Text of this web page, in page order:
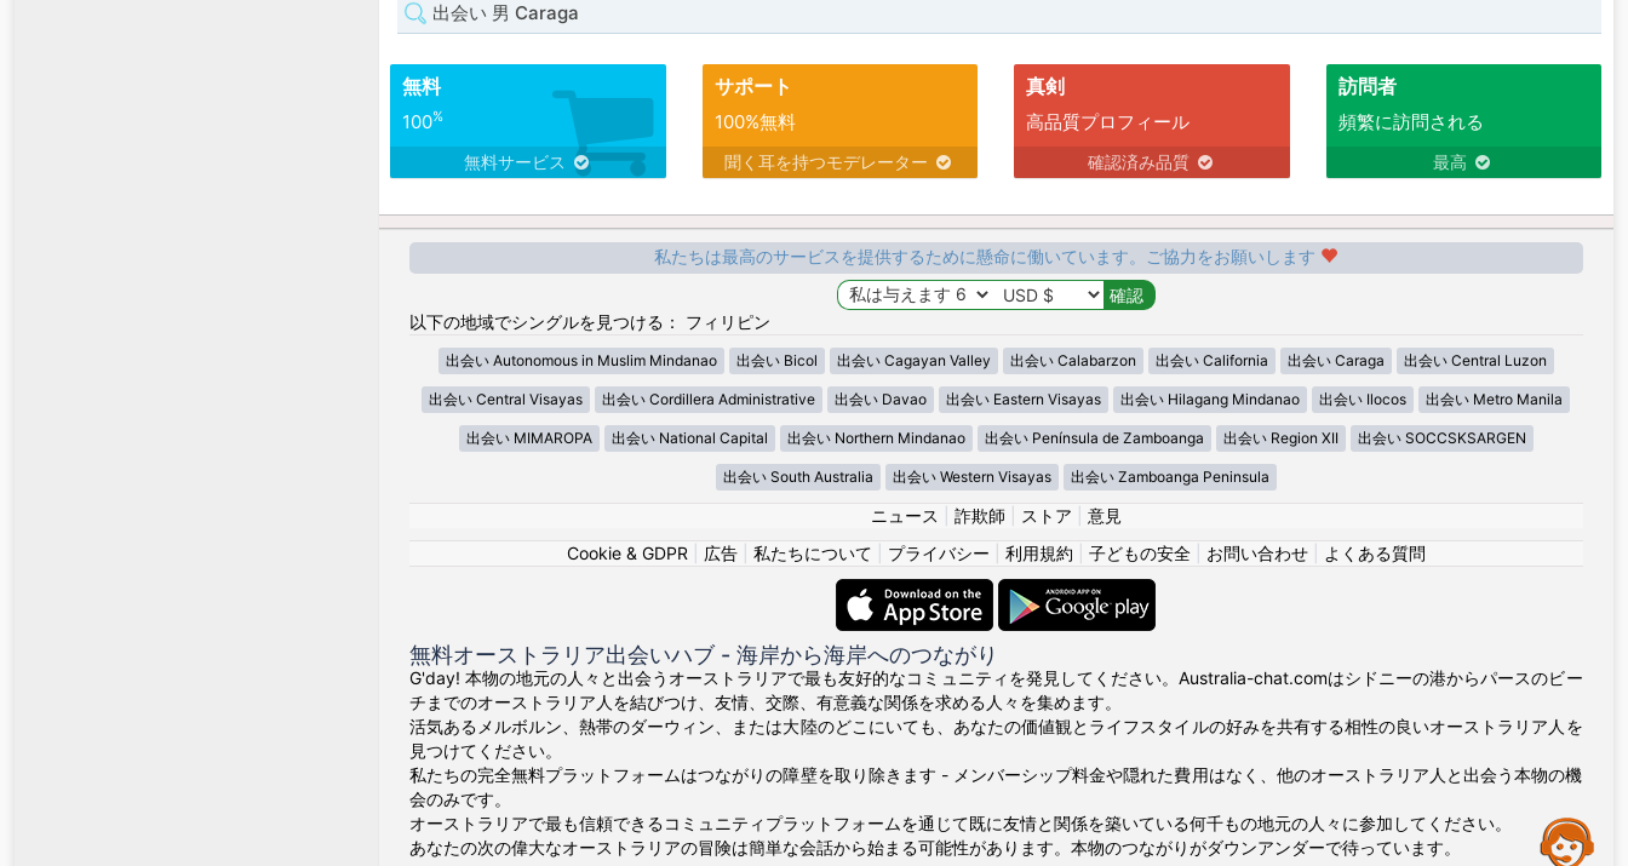
出会い 男 Caraga
無料
100%
無料サービス
サポート
100%無料
聞く耳を持つモデレーター
真剣
高品質プロフィール
確認済み品質
訪問者
頻繁に訪問される
最高
私たちは最高のサービスを提供するために懸命に働いています。ご協力をお願いします
以下の地域でシングルを見つける： フィリピン
出会い Autonomous in Muslim Mindanao 出会い Bicol 出会い Cagayan Valley 出会い Calabarzon 出会い California 出会い Caraga 出会い Central Luzon
出会い Central Visayas 出会い Cordillera Administrative 出会い Davao 出会い Eastern Visayas 出会い Hilagang Mindanao 出会い Ilocos 出会い Metro Manila
出会い MIMAROPA 出会い National Capital 出会い Northern Mindanao 出会い Península de Zamboanga 出会い Region XII 出会い SOCCSKSARGEN
出会い South Australia 出会い Western Visayas 出会い Zamboanga Peninsula
ニュース 詐欺師 ストア
意見
Cookie & GDPR
広告| 私たちについて プライバシー 利用規約 子どもの安全| お問い合わせ| よくある質問
無料オーストラリア出会いハブ - 海岸から海岸へのつながり
G'day! 本物の地元の人々と出会うオーストラリアで最も友好的なコミュニティを発見してください。Australia-chat.comはシドニーの港からパースのビー
チまでのオーストラリア人を結びつけ、友情、交際、有意義な関係を求める人々を集めます。
活気あるメルボルン、熱帯のダーウィン、または大陸のどこにいても、あなたの価値観とライフスタイルの好みを共有する相性の良いオーストラリア人を
見つけてください。
私たちの完全無料プラットフォームはつながりの障壁を取り除きます - メンバーシップ料金や隠れた費用はなく、他のオーストラリア人と出会う本物の機
会のみです。
オーストラリアで最も信頼できるコミュニティプラットフォームを通じて既に友情と関係を築いている何千もの地元の人々に参加してください。
あなたの次の偉大なオーストラリアの冒険は簡単な会話から始まる可能性があります。本物のつながりがダウンアンダーで待っています。
Assistance